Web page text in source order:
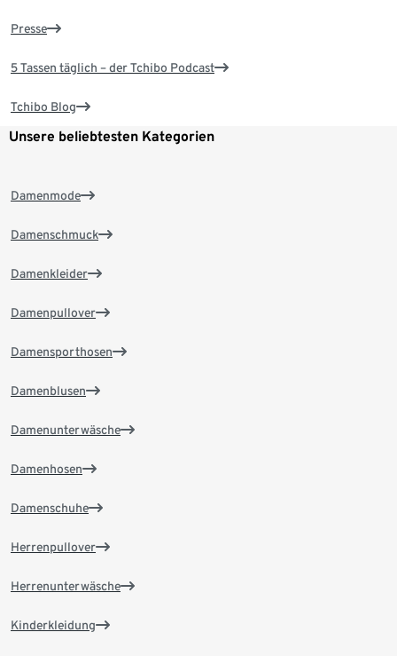
Presse
5 Tassen täglich – der Tchibo Podcast
Tchibo Blog
Unsere beliebtesten Kategorien
Damenmode
Damenschmuck
Damenkleider
Damenpullover
Damensporthosen
Damenblusen
Damenunterwäsche
Damenhosen
Damenschuhe
Herrenpullover
Herrenunterwäsche
Kinderkleidung